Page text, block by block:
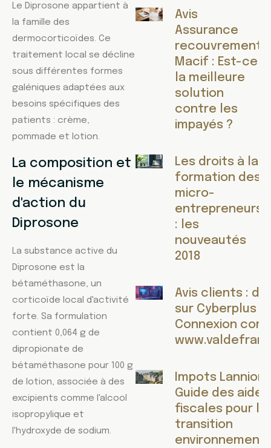
Le Diprosone appartient à
la famille des
dermocorticoïdes. Ce
traitement local se décline
sous différentes formes
galéniques adaptées aux
besoins spécifiques des
patients : crème,
pommade et lotion.
La composition et
le mécanisme
d'action du
Diprosone
La substance active du
Diprosone est la
bétaméthasone, un
corticoïde local d'activité
forte. Sa formulation
contient 0,064 g de
dipropionate de
bétaméthasone pour 100 g
de lotion, associée à des
excipients comme l'alcool
isopropylique et
l'hydroxyde de sodium.
Avis
Assurance
recouvrement
Macif : Est-ce
la meilleure
solution
contre les
impayés ?
Les droits à la
formation des
micro-
entrepreneurs
: les
nouveautés
2018
Avis clients :
sur Cyberplus
Connexion
Impots Lannion :
Guide des aides
fiscales pour la
transition